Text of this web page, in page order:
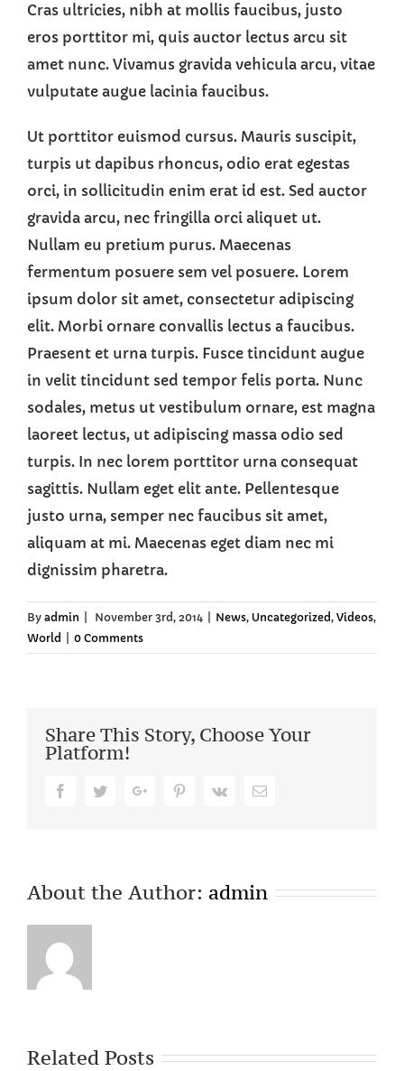
Cras ultricies, nibh at mollis faucibus, justo
eros porttitor mi, quis auctor lectus arcu sit
amet nunc. Vivamus gravida vehicula arcu, vitae
vulputate augue lacinia faucibus.
Ut porttitor euismod cursus. Mauris suscipit,
turpis ut dapibus rhoncus, odio erat egestas
orci, in sollicitudin enim erat id est. Sed auctor
gravida arcu, nec fringilla orci aliquet ut.
Nullam eu pretium purus. Maecenas
fermentum posuere sem vel posuere. Lorem
ipsum dolor sit amet, consectetur adipiscing
elit. Morbi ornare convallis lectus a faucibus.
Praesent et urna turpis. Fusce tincidunt augue
in velit tincidunt sed tempor felis porta. Nunc
sodales, metus ut vestibulum ornare, est magna
laoreet lectus, ut adipiscing massa odio sed
turpis. In nec lorem porttitor urna consequat
sagittis. Nullam eget elit ante. Pellentesque
justo urna, semper nec faucibus sit amet,
aliquam at mi. Maecenas eget diam nec mi
dignissim pharetra.
By admin November 3rd, 2014 News, Uncategorized, Videos,
World
0 Comments
Share This Story, Choose Your
Platform!
FacebookTwitterGoogle+ PinterestVk Email
About the Author: admin
Related Posts